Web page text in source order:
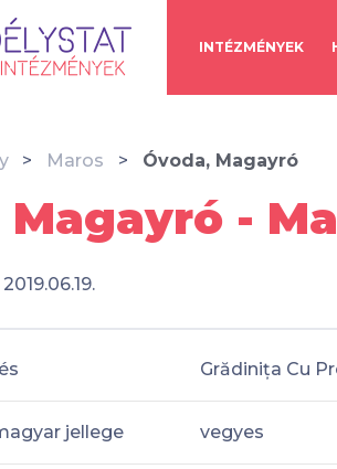
INTÉZMÉNYEK
Maros Óvoda, Magayró
Magayró -
Grădinița Cu
jellege vegyes